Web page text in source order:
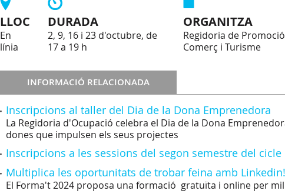
LLOC
En
línia
DURADA
2, 9, 16 i 23 d'octubre, de
17 a 19 h
ORGANITZA
Regidoria de
Comerç i Turisme
INFORMACIÓ RELACIONADA
Inscripcions al taller del Dia de la Dona Emprenedora
La Regidoria d'Ocupació celebra el Dia de la Dona
dones que impulsen els seus projectes
Inscripcions a les sessions del segon semestre del cicle
Multiplica les oportunitats de trobar feina amb Linkedin!
El Forma't 2024 proposa una formació gratuïta i online per